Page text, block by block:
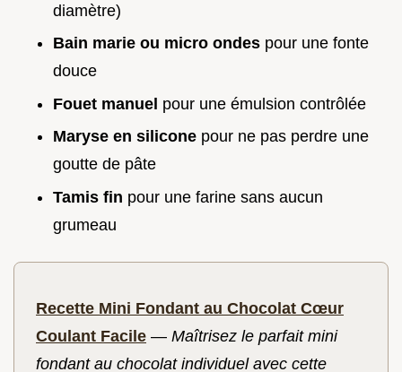
diamètre)
Bain marie ou micro ondes pour une fonte
douce
Fouet manuel pour une émulsion contrôlée
Maryse en silicone pour ne pas perdre une
goutte de pâte
Tamis fin pour une farine sans aucun
grumeau
Recette Mini Fondant au Chocolat Cœur
Coulant Facile — Maîtrisez le parfait mini
fondant au chocolat individuel avec cette